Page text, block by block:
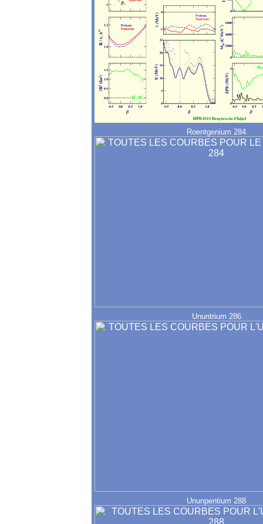
Roentgenium 284
Ununtrium 286
Ununpentium 288